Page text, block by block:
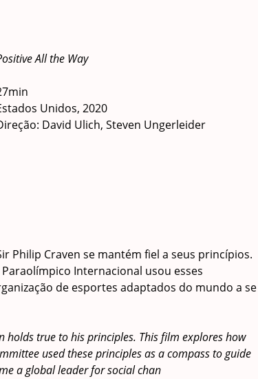
All the Way
Unidos, 2020
David Ulich, Steven Ungerleider
Philip Craven se mantém fiel a seus princípios.
Internacional usou esses
de esportes adaptados do mundo a se
holds true to his principles. This film explores how
used these principles as a compass to guide
a global leader for social chan